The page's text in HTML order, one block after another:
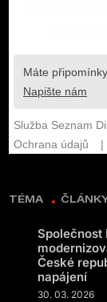
TÉMA
Společnost
České
napájení
30. 03. 2026